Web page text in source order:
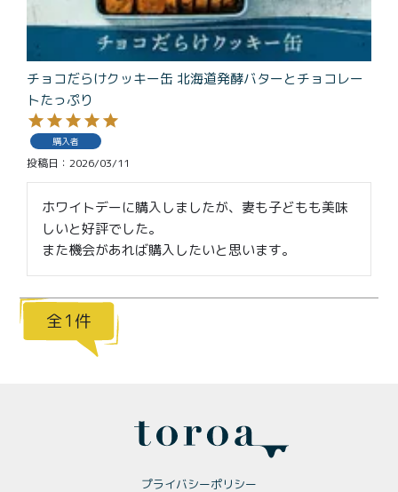
toroa夏のアウトレッ
トセール
手さげ袋
季節限定
価格別
¥6,000〜
〜¥1,999
¥4,000〜¥5,999
TOP
読みもの
商品
メンバー特典
ご利用ガイド
チョコだらけクッキー缶 北海道発酵バターとチョコレー
トたっぷり
購入者
投稿日 2026/03/11
ホワイトデーに購入しましたが、妻も子どもも美味
しいと好評でした。
また機会があれば購入したいと思います。
1
プライバシーポリシー